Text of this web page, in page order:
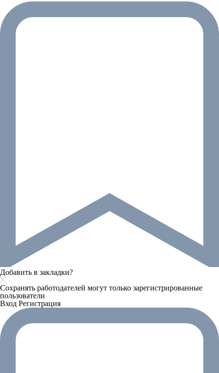
Добавить в закладки?
Сохранять работодателей могут только зарегистрированные
пользователи
Вход Регистрация